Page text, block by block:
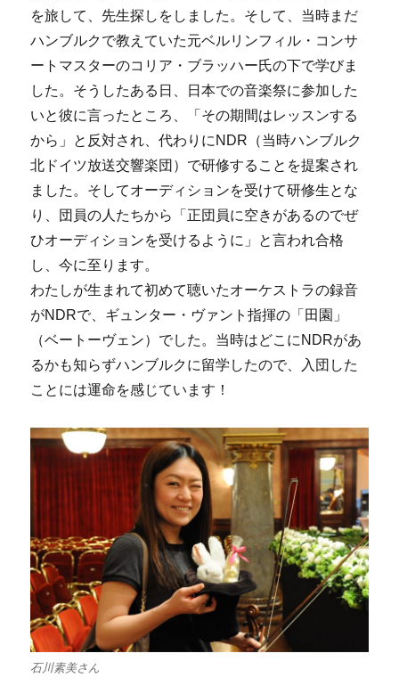
を旅して、先生探しをしました。そして、当時まだ
ハンブルクで教えていた元ベルリンフィル・コンサ
ートマスターのコリア・ブラッハー氏の下で学びま
した。そうしたある日、日本での音楽祭に参加した
いと彼に言ったところ、「その期間はレッスンする
から」と反対され、代わりにNDR（当時ハンブルク
北ドイツ放送交響楽団）で研修することを提案され
ました。そしてオーディションを受けて研修生とな
り、団員の人たちから「正団員に空きがあるのでぜ
ひオーディションを受けるように」と言われ合格
し、今に至ります。
わたしが生まれて初めて聴いたオーケストラの録音
がNDRで、ギュンター・ヴァント指揮の「田園」
（ベートーヴェン）でした。当時はどこにNDRがあ
るかも知らずハンブルクに留学したので、入団した
ことには運命を感じています！
石川素美さん